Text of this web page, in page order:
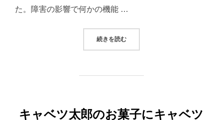
た。障害の影響で何かの機能 …
続きを読む“障害を背負う事で他人には無い機
キャベツ太郎のお菓子にキャベツ